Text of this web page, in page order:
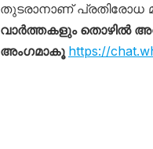
തുടരാനാണ് പ്രതിരോധ
വാർത്തകളും തൊഴിൽ
അംഗമാകൂ https://